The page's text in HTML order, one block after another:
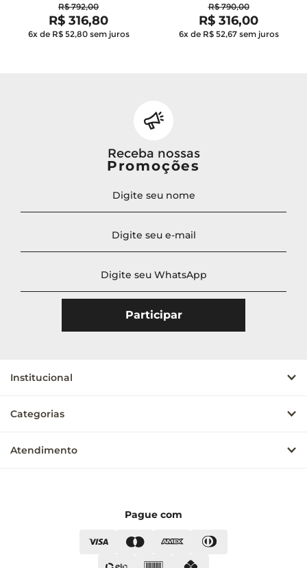
R$ 792,00
R$ 316,80
6x de R$ 52,80 sem juros
R$ 790,00
R$ 316,00
6x de R$ 52,67 sem juros
Receba nossas
Promoções
Institucional
Categorias
Atendimento
Pague com